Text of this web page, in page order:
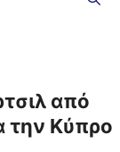
από
την Κύπρο